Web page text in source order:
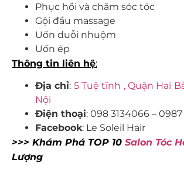
Phục hồi và chăm sóc tóc
Gội đầu massage
Uốn duỗi nhuộm
Uốn ép
Thông tin liên hệ:
Địa chỉ: 5 Tuệ tĩnh , Quận Hai
Nội
Điện thoại: 098 3134066 – 0987
Facebook: Le Soleil Hair
>>> Khám Phá TOP 10 Salon Tóc
Lượng